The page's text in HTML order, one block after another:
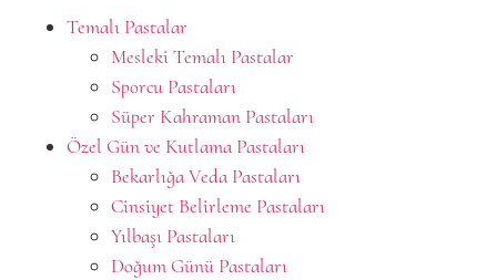
Temalı Pastalar
Mesleki Temalı Pastalar
Sporcu Pastaları
Süper Kahraman Pastaları
Özel Gün ve Kutlama Pastaları
Bekarlığa Veda Pastaları
Cinsiyet Belirleme Pastaları
Yılbaşı Pastaları
Doğum Günü Pastaları